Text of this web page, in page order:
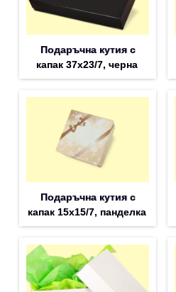
Подаръчна кутия с
капак 37x23/7, черна
Подаръчна кутия с
капак 15x15/7, панделка